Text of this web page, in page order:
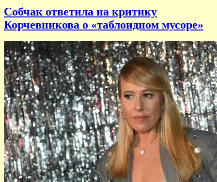
Собчак ответила на критику
Корчевникова о «таблоидном мусоре»